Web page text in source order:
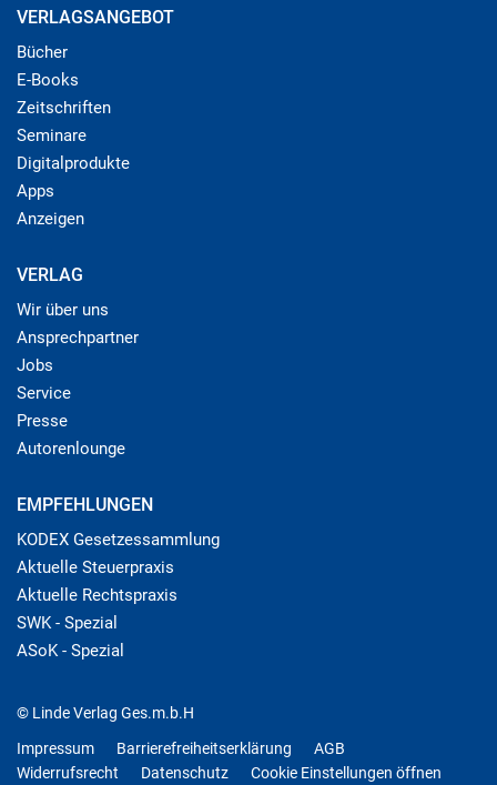
VERLAGSANGEBOT
Bücher
E-Books
Zeitschriften
Seminare
Digitalprodukte
Apps
Anzeigen
VERLAG
Wir über uns
Ansprechpartner
Jobs
Service
Presse
Autorenlounge
EMPFEHLUNGEN
KODEX Gesetzessammlung
Aktuelle Steuerpraxis
Aktuelle Rechtspraxis
SWK - Spezial
ASoK - Spezial
© Linde Verlag Ges.m.b.H
Impressum
Barrierefreiheitserklärung
AGB
Widerrufsrecht
Datenschutz Cookie Einstellungen öffnen